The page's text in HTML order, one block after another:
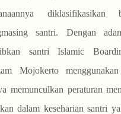
diklasifikasikan
santri. Dengan
santri Islamic
Mojokerto
memunculkan peraturan
dalam keseharian santri